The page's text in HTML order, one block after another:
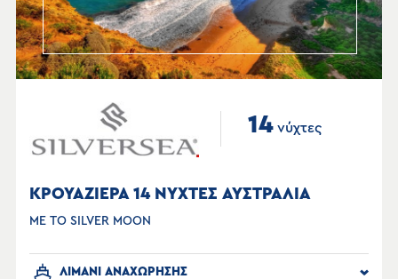
14 νύχτες
ΚΡΟΥΑΖΙΕΡΑ 14 ΝΥΧΤΕΣ ΑΥΣΤΡΑΛΙΑ
ΜΕ ΤΟ SILVER MOON
ΛΙΜΑΝΙ ΑΝΑΧΩΡΗΣΗΣ